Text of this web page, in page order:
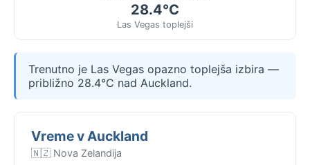
28.4°C
Las Vegas toplejši
Trenutno je Las Vegas opazno toplejša izbira —
približno 28.4°C nad Auckland.
Vreme v Auckland
🇳🇿 Nova Zelandija